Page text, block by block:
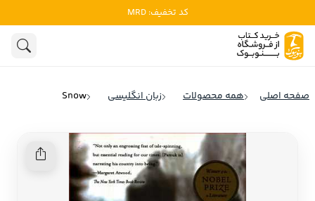
کد تخفیف: MRD
ادبیات
تاریخ و سیاست
ادبیات انگلیس
ادبیات فرانسه
ادبیات ایتالیا
صفحه اصلی همه محصولات زبان انگلیسی Snow